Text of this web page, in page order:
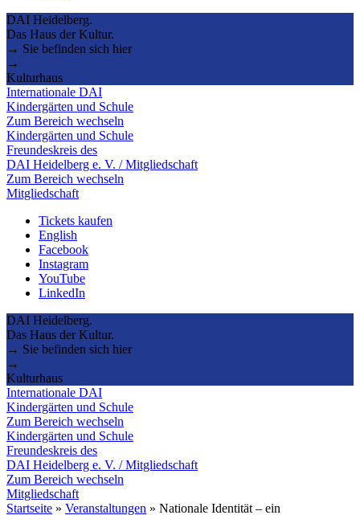
DAI Heidelberg.
Das Haus der Kultur.
→ Sie befinden sich hier
→
Kulturhaus
Internationale DAI
Kindergärten und Schule
Zum Bereich wechseln
Kindergärten und Schule
Freundeskreis des
DAI Heidelberg e. V. / Mitgliedschaft
Zum Bereich wechseln
Mitgliedschaft
Tickets kaufen
English
Facebook
Instagram
YouTube
LinkedIn
DAI Heidelberg.
Das Haus der Kultur.
→ Sie befinden sich hier
→
Kulturhaus
Internationale DAI
Kindergärten und Schule
Zum Bereich wechseln
Kindergärten und Schule
Freundeskreis des
DAI Heidelberg e. V. / Mitgliedschaft
Zum Bereich wechseln
Mitgliedschaft
Startseite » Veranstaltungen » Nationale Identität – ein